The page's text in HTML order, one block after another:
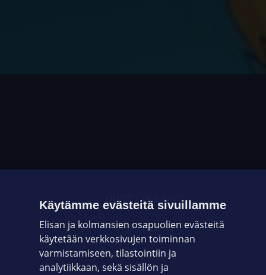
OHJEET JA VINKIT
OMAYHTEISÖ
VIANSELVITYS
Käytämme evästeitä sivuillamme
Elisan ja kolmansien osapuolien evästeitä
käytetään verkkosivujen toiminnan
varmistamiseen, tilastointiin ja
analytiikkaan, sekä sisällön ja